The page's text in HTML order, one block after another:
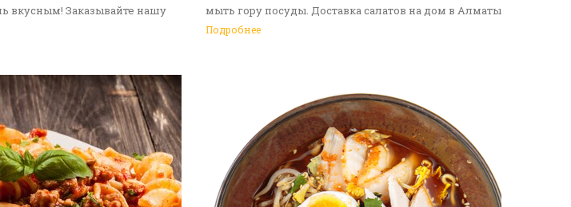
вкусным! Заказывайте нашу
Алматы!
мыть гору посуды. Доставка салатов на дом в Алматы
станет отличным решение для вас и ваших родных,
Подробнее